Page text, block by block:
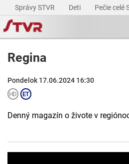
Správy STVR Deti Pečie celé
Regina
Pondelok 17.06.2024 16:30
Denný magazín o živote v